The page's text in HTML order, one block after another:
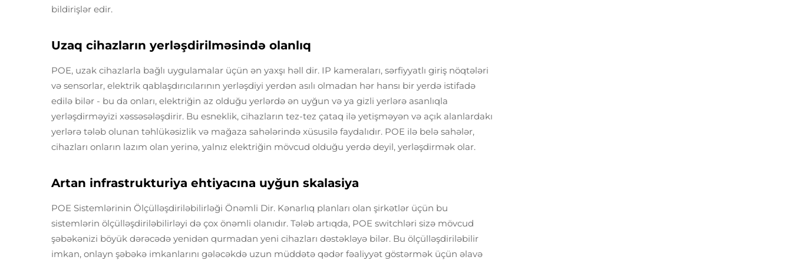
bildirişlər edir.
Uzaq cihazların yerləşdirilməsində olanlıq
POE, uzak cihazlarla bağlı uygulamalar üçün ən yaxşı həll dir. IP kameraları, sərfiyyatlı giriş nöqtələri
və sensorlar, elektrik qablaşdırıcılarının yerləşdiyi yerdən asılı olmadan hər hansı bir yerdə istifadə
edilə bilər - bu da onları, elektriğin az olduğu yerlərdə ən uyğun və ya gizli yerlərə asanlıqla
yerləşdirməyizi xəssəsələşdirir. Bu esneklik, cihazların tez-tez çataq ilə yetişməyən və açık alanlardakı
yerlərə tələb olunan təhlükəsizlik və mağaza sahələrində xüsusilə faydalıdır. POE ilə belə sahələr,
cihazları onların lazım olan yerinə, yalnız elektriğin mövcud olduğu yerdə deyil, yerləşdirmək olar.
Artan infrastrukturiya ehtiyacına uyğun skalasiya
POE Sistemlərinin Ölçülləşdiriləbilirləği Önəmli Dir. Kənarlıq planları olan şirkətlər üçün bu
sistemlərin ölçülləşdiriləbilirləyi də çox önəmli olanıdır. Tələb artıqda, POE switchləri sizə mövcud
şəbəkənizi böyük dərəcədə yenidən qurmadan yeni cihazları dəstəkləyə bilər. Bu ölçülləşdiriləbilir
imkan, onlayn şəbəkə imkanlarını gələcəkdə uzun müddətə qədər fəaliyyət göstərmək üçün əlavə